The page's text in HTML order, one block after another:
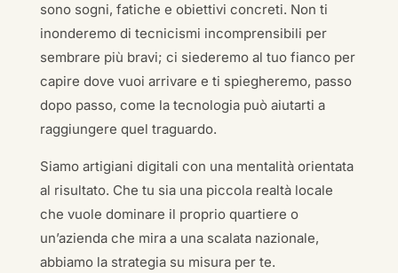
sono sogni, fatiche e obiettivi concreti. Non ti
inonderemo di tecnicismi incomprensibili per
sembrare più bravi; ci siederemo al tuo fianco per
capire dove vuoi arrivare e ti spiegheremo, passo
dopo passo, come la tecnologia può aiutarti a
raggiungere quel traguardo.
Siamo artigiani digitali con una mentalità orientata
al risultato. Che tu sia una piccola realtà locale
che vuole dominare il proprio quartiere o
un’azienda che mira a una scalata nazionale,
abbiamo la strategia su misura per te.